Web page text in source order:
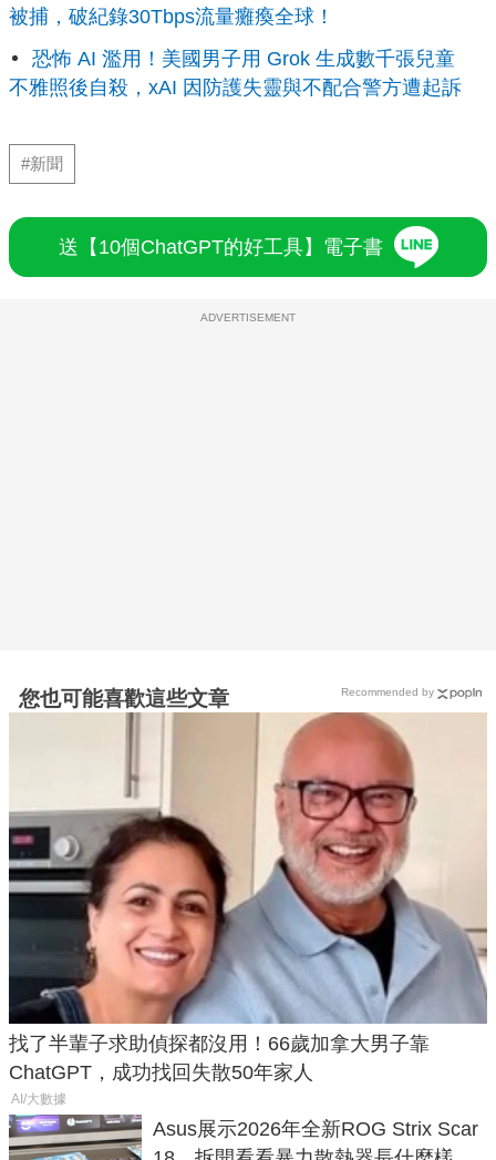
被捕，破紀錄30Tbps流量癱瘓全球！
恐怖 AI 濫用！美國男子用 Grok 生成數千張兒童
不雅照後自殺，xAI 因防護失靈與不配合警方遭起訴
#新聞
送【10個ChatGPT的好工具】電子書
ADVERTISEMENT
您也可能喜歡這些文章
找了半輩子求助偵探都沒用！66歲加拿大男子靠
ChatGPT，成功找回失散50年家人
AI/大數據
Asus展示2026年全新ROG Strix Scar
Recommended by